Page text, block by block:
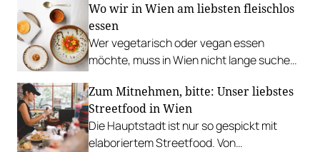
Palme, „Fridays for Furmint“ u. v. m.
Wo wir in Wien am liebsten fleischlos
essen
Wer vegetarisch oder vegan essen
möchte, muss in Wien nicht lange suchen.
besonders.
Zum Mitnehmen, bitte: Unser liebstes
Streetfood in Wien
Die Hauptstadt ist nur so gespickt mit
elaboriertem Streetfood. Von